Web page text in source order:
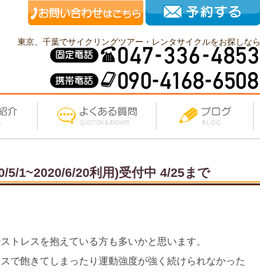
東京、千葉でサイクリングツアー・レンタサイクルをお探しなら
5/1~2020/6/20利用)受付中 4/25まで
トレスを抱えている方も多いかと思います。
で飽きてしまったり運動強度が強く続けられなかった